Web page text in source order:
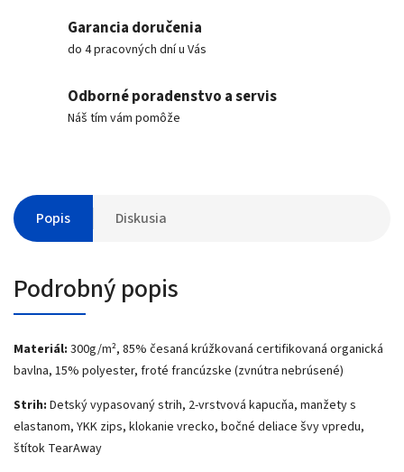
Garancia doručenia
do 4 pracovných dní u Vás
Odborné poradenstvo a servis
Náš tím vám pomôže
Popis Diskusia
Podrobný popis
Materiál: 300g/m², 85% česaná krúžkovaná certifikovaná organická
bavlna, 15% polyester, froté francúzske (zvnútra nebrúsené)
Strih: Detský vypasovaný strih, 2-vrstvová kapucňa, manžety s
elastanom, YKK zips, klokanie vrecko, bočné deliace švy vpredu,
štítok TearAway